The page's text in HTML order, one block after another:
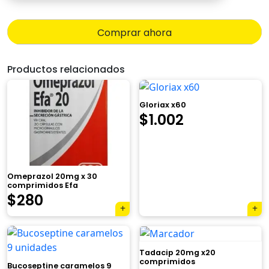
original
era:
$449.
actual
es:
$404.
Comprar ahora
Productos relacionados
Omeprazol 20mg x 30
comprimidos Efa
El
precio
original
era:
$280
precio
actual
es:
Gloriax x60
$1.002
Bucoseptine caramelos 9
Tadacip 20mg x20
comprimidos
×